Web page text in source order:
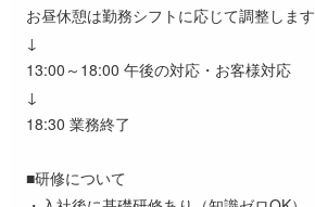
お昼休憩は勤務シフトに応じて調整します
↓
13:00～18:00 午後の対応・お客様対応
↓
18:30 業務終了
■研修について